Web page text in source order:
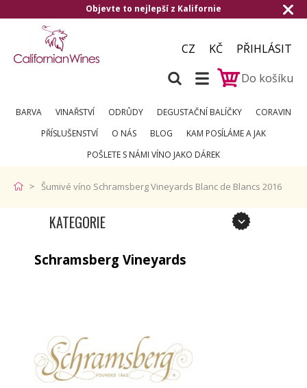
to nejlepší z Kalifornie Doručení
CZ KČ
PŘIHLÁSIT
Do košíku
BARVA VINAŘSTVÍ ODRŮDY DEGUSTAČNÍ BALÍČKY
CORAVIN
PŘÍSLUŠENSTVÍ
O NÁS BLOG
KAM POSÍLÁME A JAK
POŠLETE S NÁMI VÍNO JAKO DÁREK
Šumivé víno Schramsberg Vineyards Blanc de Blancs 2016
KATEGORIE
Schramsberg Vineyards